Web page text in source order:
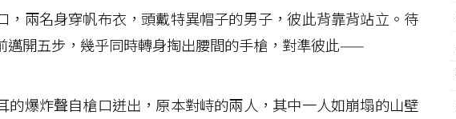
兩名身穿帆布衣，頭戴特異帽子的男子，彼此背靠背站立。待
邁開五步，幾乎同時轉身掏出腰間的手槍，對準彼此——
爆炸聲自槍口迸出，原本對峙的兩人，其中一人如崩塌的山壁